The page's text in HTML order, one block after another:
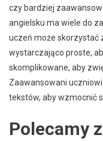
czy bardziej
angielsku ma wiele do
uczeń może skorzystać
wystarczająco proste,
skomplikowane, aby
Zaawansowani
tekstów, aby wzmocnić
Polecamy